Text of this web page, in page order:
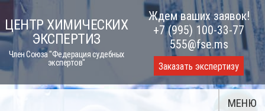
Skip
to
content
ЦЕНТР ХИМИЧЕСКИХ
ЭКСПЕРТИЗ
Член Союза "Федерация судебных
экспертов"
Ждем ваших заявок!
+7 (995) 100-33-77
555@fse.ms
Заказать экспертизу
МЕНЮ